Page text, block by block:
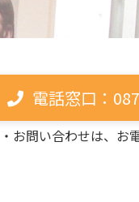
電話窓口：
お問い合わせは、お